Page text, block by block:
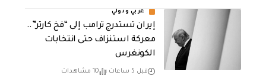
عربي ودولي
إيران تستدرج ترامب إلى “فخ كارتر”..
معركة استنزاف حتى انتخابات
الكونغرس
قبل 5 ساعات 10 مشاهدات